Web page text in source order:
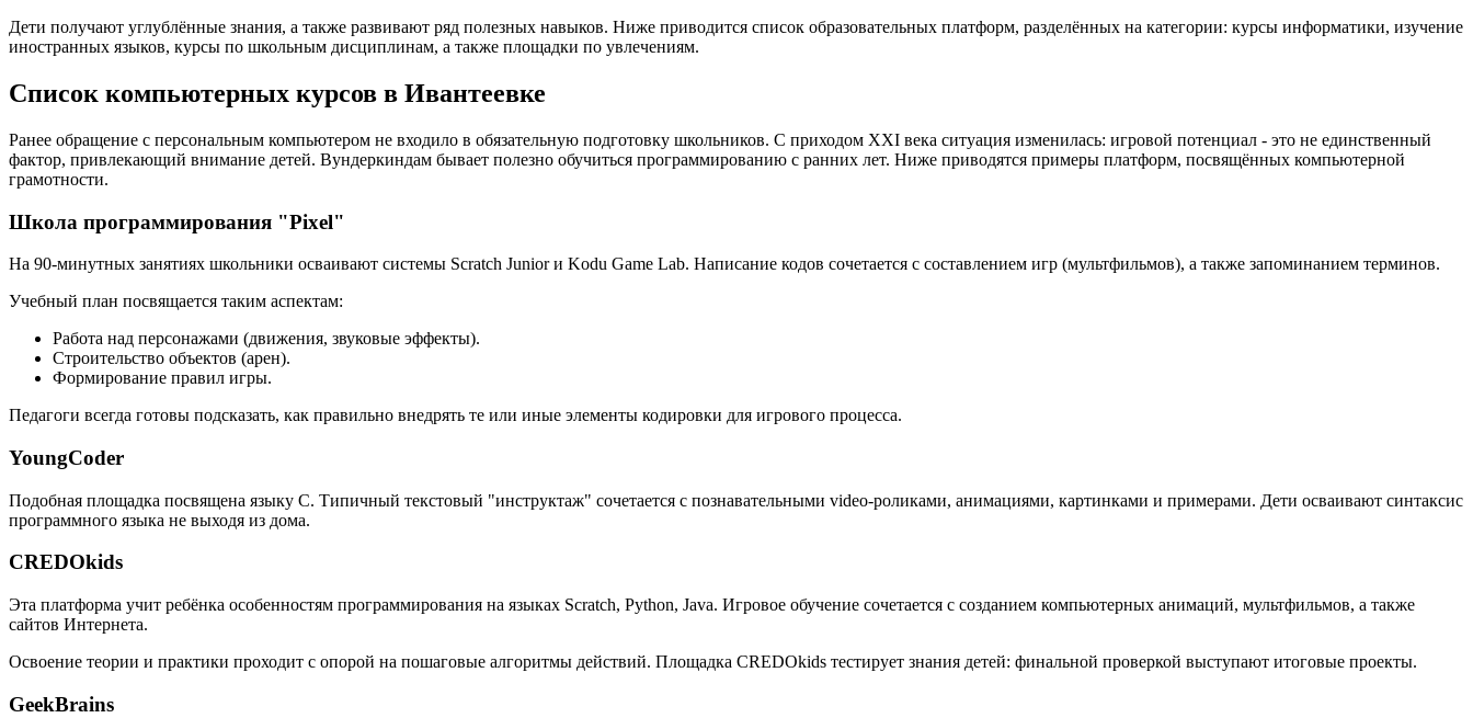
Дети получают углублённые знания, а также развивают ряд полезных навыков. Ниже приводится список образовательных платформ, разделённых на категории: курсы информатики, изучение
иностранных языков, курсы по школьным дисциплинам, а также площадки по увлечениям.
Список компьютерных курсов в Ивантеевке
Ранее обращение с персональным компьютером не входило в обязательную подготовку школьников. С приходом XXI века ситуация изменилась: игровой потенциал - это не единственный
фактор, привлекающий внимание детей. Вундеркиндам бывает полезно обучиться программированию с ранних лет. Ниже приводятся примеры платформ, посвящённых компьютерной
грамотности.
Школа программирования "Pixel"
На 90-минутных занятиях школьники осваивают системы Scratch Junior и Kodu Game Lab. Написание кодов сочетается с составлением игр (мультфильмов), а также запоминанием терминов.
Учебный план посвящается таким аспектам:
Работа над персонажами (движения, звуковые эффекты).
Строительство объектов (арен).
Формирование правил игры.
Педагоги всегда готовы подсказать, как правильно внедрять те или иные элементы кодировки для игрового процесса.
YoungCoder
Подобная площадка посвящена языку C. Типичный текстовый "инструктаж" сочетается с познавательными video-роликами, анимациями, картинками и примерами. Дети осваивают синтаксис
программного языка не выходя из дома.
CREDOkids
Эта платформа учит ребёнка особенностям программирования на языках Scratch, Python, Java. Игровое обучение сочетается с созданием компьютерных анимаций, мультфильмов, а также
сайтов Интернета.
Освоение теории и практики проходит с опорой на пошаговые алгоритмы действий. Площадка CREDOkids тестирует знания детей: финальной проверкой выступают итоговые проекты.
GeekBrains